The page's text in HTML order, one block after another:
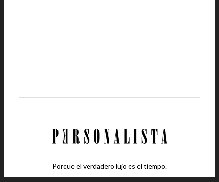
Porque el verdadero lujo es el tiempo.